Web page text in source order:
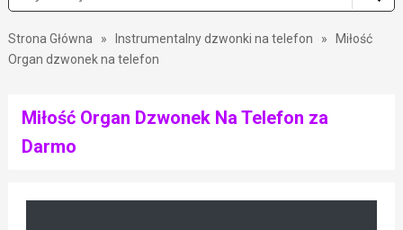
Strona Główna » Instrumentalny dzwonki na telefon »
Miłość
Organ dzwonek na telefon
Miłość Organ Dzwonek Na Telefon za
Darmo